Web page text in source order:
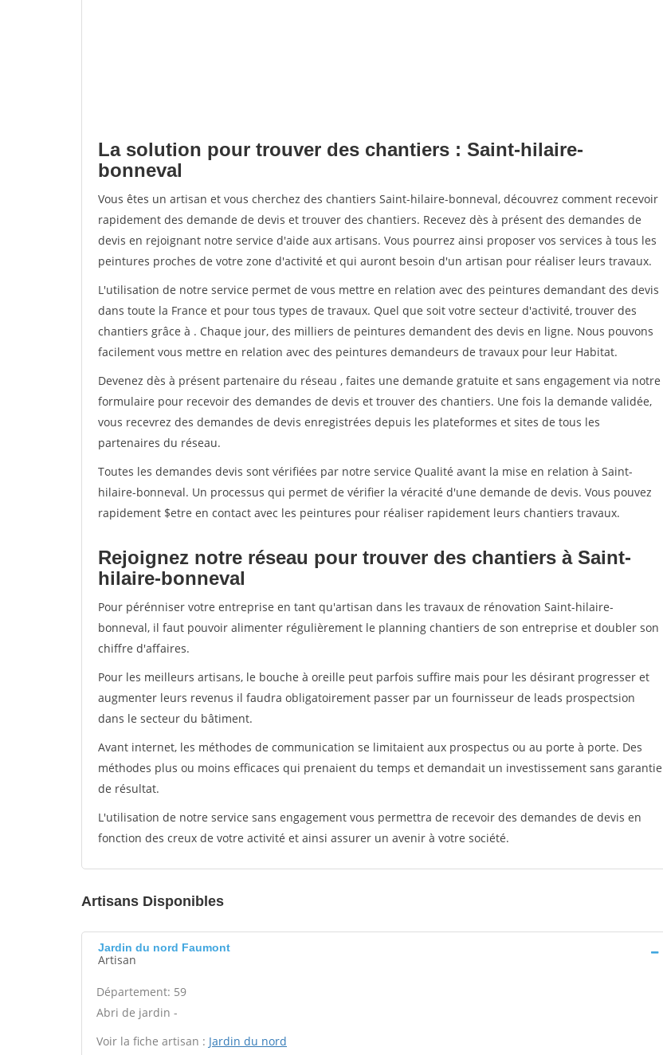
La solution pour trouver des chantiers : Saint-hilaire-
bonneval
Vous êtes un artisan et vous cherchez des chantiers Saint-hilaire-bonneval, découvrez comment recevoir
rapidement des demande de devis et trouver des chantiers. Recevez dès à présent des demandes de
devis en rejoignant notre service d'aide aux artisans. Vous pourrez ainsi proposer vos services à tous les
peintures proches de votre zone d'activité et qui auront besoin d'un artisan pour réaliser leurs travaux.
L'utilisation de notre service permet de vous mettre en relation avec des peintures demandant des devis
dans toute la France et pour tous types de travaux. Quel que soit votre secteur d'activité, trouver des
chantiers grâce à . Chaque jour, des milliers de peintures demandent des devis en ligne. Nous pouvons
facilement vous mettre en relation avec des peintures demandeurs de travaux pour leur Habitat.
Devenez dès à présent partenaire du réseau , faites une demande gratuite et sans engagement via notre
formulaire pour recevoir des demandes de devis et trouver des chantiers. Une fois la demande validée,
vous recevrez des demandes de devis enregistrées depuis les plateformes et sites de tous les
partenaires du réseau.
Toutes les demandes devis sont vérifiées par notre service Qualité avant la mise en relation à Saint-
hilaire-bonneval. Un processus qui permet de vérifier la véracité d'une demande de devis. Vous pouvez
rapidement $etre en contact avec les peintures pour réaliser rapidement leurs chantiers travaux.
Rejoignez notre réseau pour trouver des chantiers à Saint-
hilaire-bonneval
Pour pérénniser votre entreprise en tant qu'artisan dans les travaux de rénovation Saint-hilaire-
bonneval, il faut pouvoir alimenter régulièrement le planning chantiers de son entreprise et doubler son
chiffre d'affaires.
Pour les meilleurs artisans, le bouche à oreille peut parfois suffire mais pour les désirant progresser et
augmenter leurs revenus il faudra obligatoirement passer par un fournisseur de leads prospectsion
dans le secteur du bâtiment.
Avant internet, les méthodes de communication se limitaient aux prospectus ou au porte à porte. Des
méthodes plus ou moins efficaces qui prenaient du temps et demandait un investissement sans garantie
de résultat.
L'utilisation de notre service sans engagement vous permettra de recevoir des demandes de devis en
fonction des creux de votre activité et ainsi assurer un avenir à votre société.
Artisans Disponibles
Jardin du nord Faumont
Artisan
Département: 59
Abri de jardin -
Voir la fiche artisan : Jardin du nord